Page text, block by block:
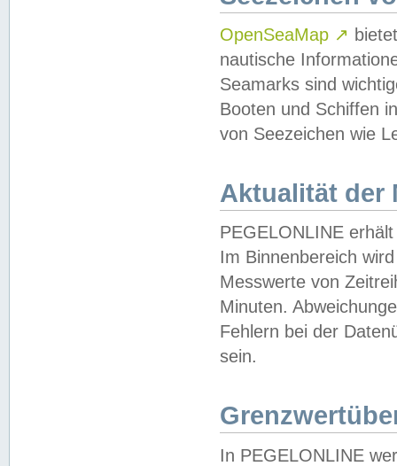
OpenSeaMap ↗
nautische
Seamarks sind
Booten und Schiffen
von Seezeichen wie
Aktualität der
PEGELONLINE
Im Binnenbereich
Messwerte von
Minuten.
Fehlern bei der
sein.
In PEGELONLINE